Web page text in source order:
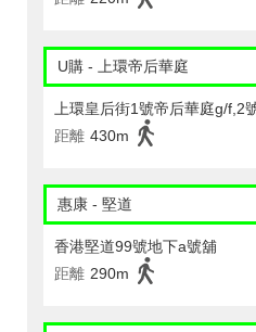
U購 - 上環帝后華庭
上環皇后街1號帝后華庭g/f,2
距離 430m
惠康 - 堅道
香港堅道99號地下a號舖
距離 290m